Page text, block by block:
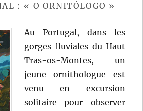
: « O ORNITÓLOGO »
Au Portugal, dans les
gorges fluviales du Haut
Tras-os-Montes, un
jeune ornithologue est
venu en excursion
solitaire pour observer